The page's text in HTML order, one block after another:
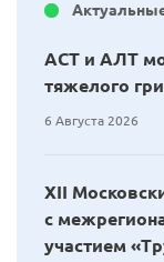
АСТ и АЛТ
тяжелого
6 Августа 2026
XII
с
участием